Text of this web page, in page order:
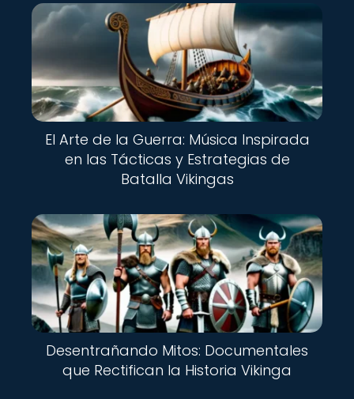
El Arte de la Guerra: Música Inspirada
en las Tácticas y Estrategias de
Batalla Vikingas
Desentrañando Mitos: Documentales
que Rectifican la Historia Vikinga